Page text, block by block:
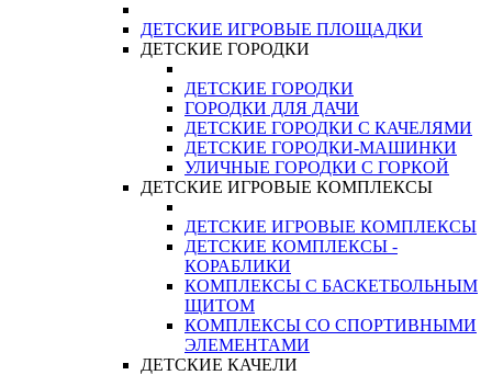
ДЕТСКИЕ ИГРОВЫЕ ПЛОЩАДКИ
ДЕТСКИЕ ГОРОДКИ
ДЕТСКИЕ ГОРОДКИ
ГОРОДКИ ДЛЯ ДАЧИ
ДЕТСКИЕ ГОРОДКИ С КАЧЕЛЯМИ
ДЕТСКИЕ ГОРОДКИ-МАШИНКИ
УЛИЧНЫЕ ГОРОДКИ С ГОРКОЙ
ДЕТСКИЕ ИГРОВЫЕ КОМПЛЕКСЫ
ДЕТСКИЕ ИГРОВЫЕ КОМПЛЕКСЫ
ДЕТСКИЕ КОМПЛЕКСЫ -
КОРАБЛИКИ
КОМПЛЕКСЫ С БАСКЕТБОЛЬНЫМ
ЩИТОМ
КОМПЛЕКСЫ СО СПОРТИВНЫМИ
ЭЛЕМЕНТАМИ
ДЕТСКИЕ КАЧЕЛИ